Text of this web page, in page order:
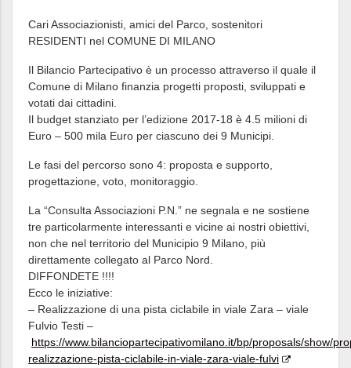
Cari Associazionisti, amici del Parco, sostenitori
RESIDENTI nel COMUNE DI MILANO
Il Bilancio Partecipativo è un processo attraverso il quale il
Comune di Milano finanzia progetti proposti, sviluppati e
votati dai cittadini.
Il budget stanziato per l’edizione 2017-18 è 4.5 milioni di
Euro – 500 mila Euro per ciascuno dei 9 Municipi.
Le fasi del percorso sono 4: proposta e supporto,
progettazione, voto, monitoraggio.
La “Consulta Associazioni P.N.” ne segnala e ne sostiene
tre particolarmente interessanti e vicine ai nostri obiettivi,
non che nel territorio del Municipio 9 Milano, più
direttamente collegato al Parco Nord.
DIFFONDETE !!!!
Ecco le iniziative:
– Realizzazione di una pista ciclabile in viale Zara – viale
Fulvio Testi –
https://www.bilanciopartecipativomilano.it/bp/proposals/show/
realizzazione-pista-ciclabile-in-viale-zara-viale-fulvi